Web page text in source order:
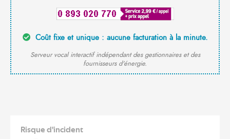
Coût fixe et unique : aucune facturation à la minute.
Serveur vocal interactif indépendant des gestionnaires et des
fournisseurs d'énergie.
Risque d'incident